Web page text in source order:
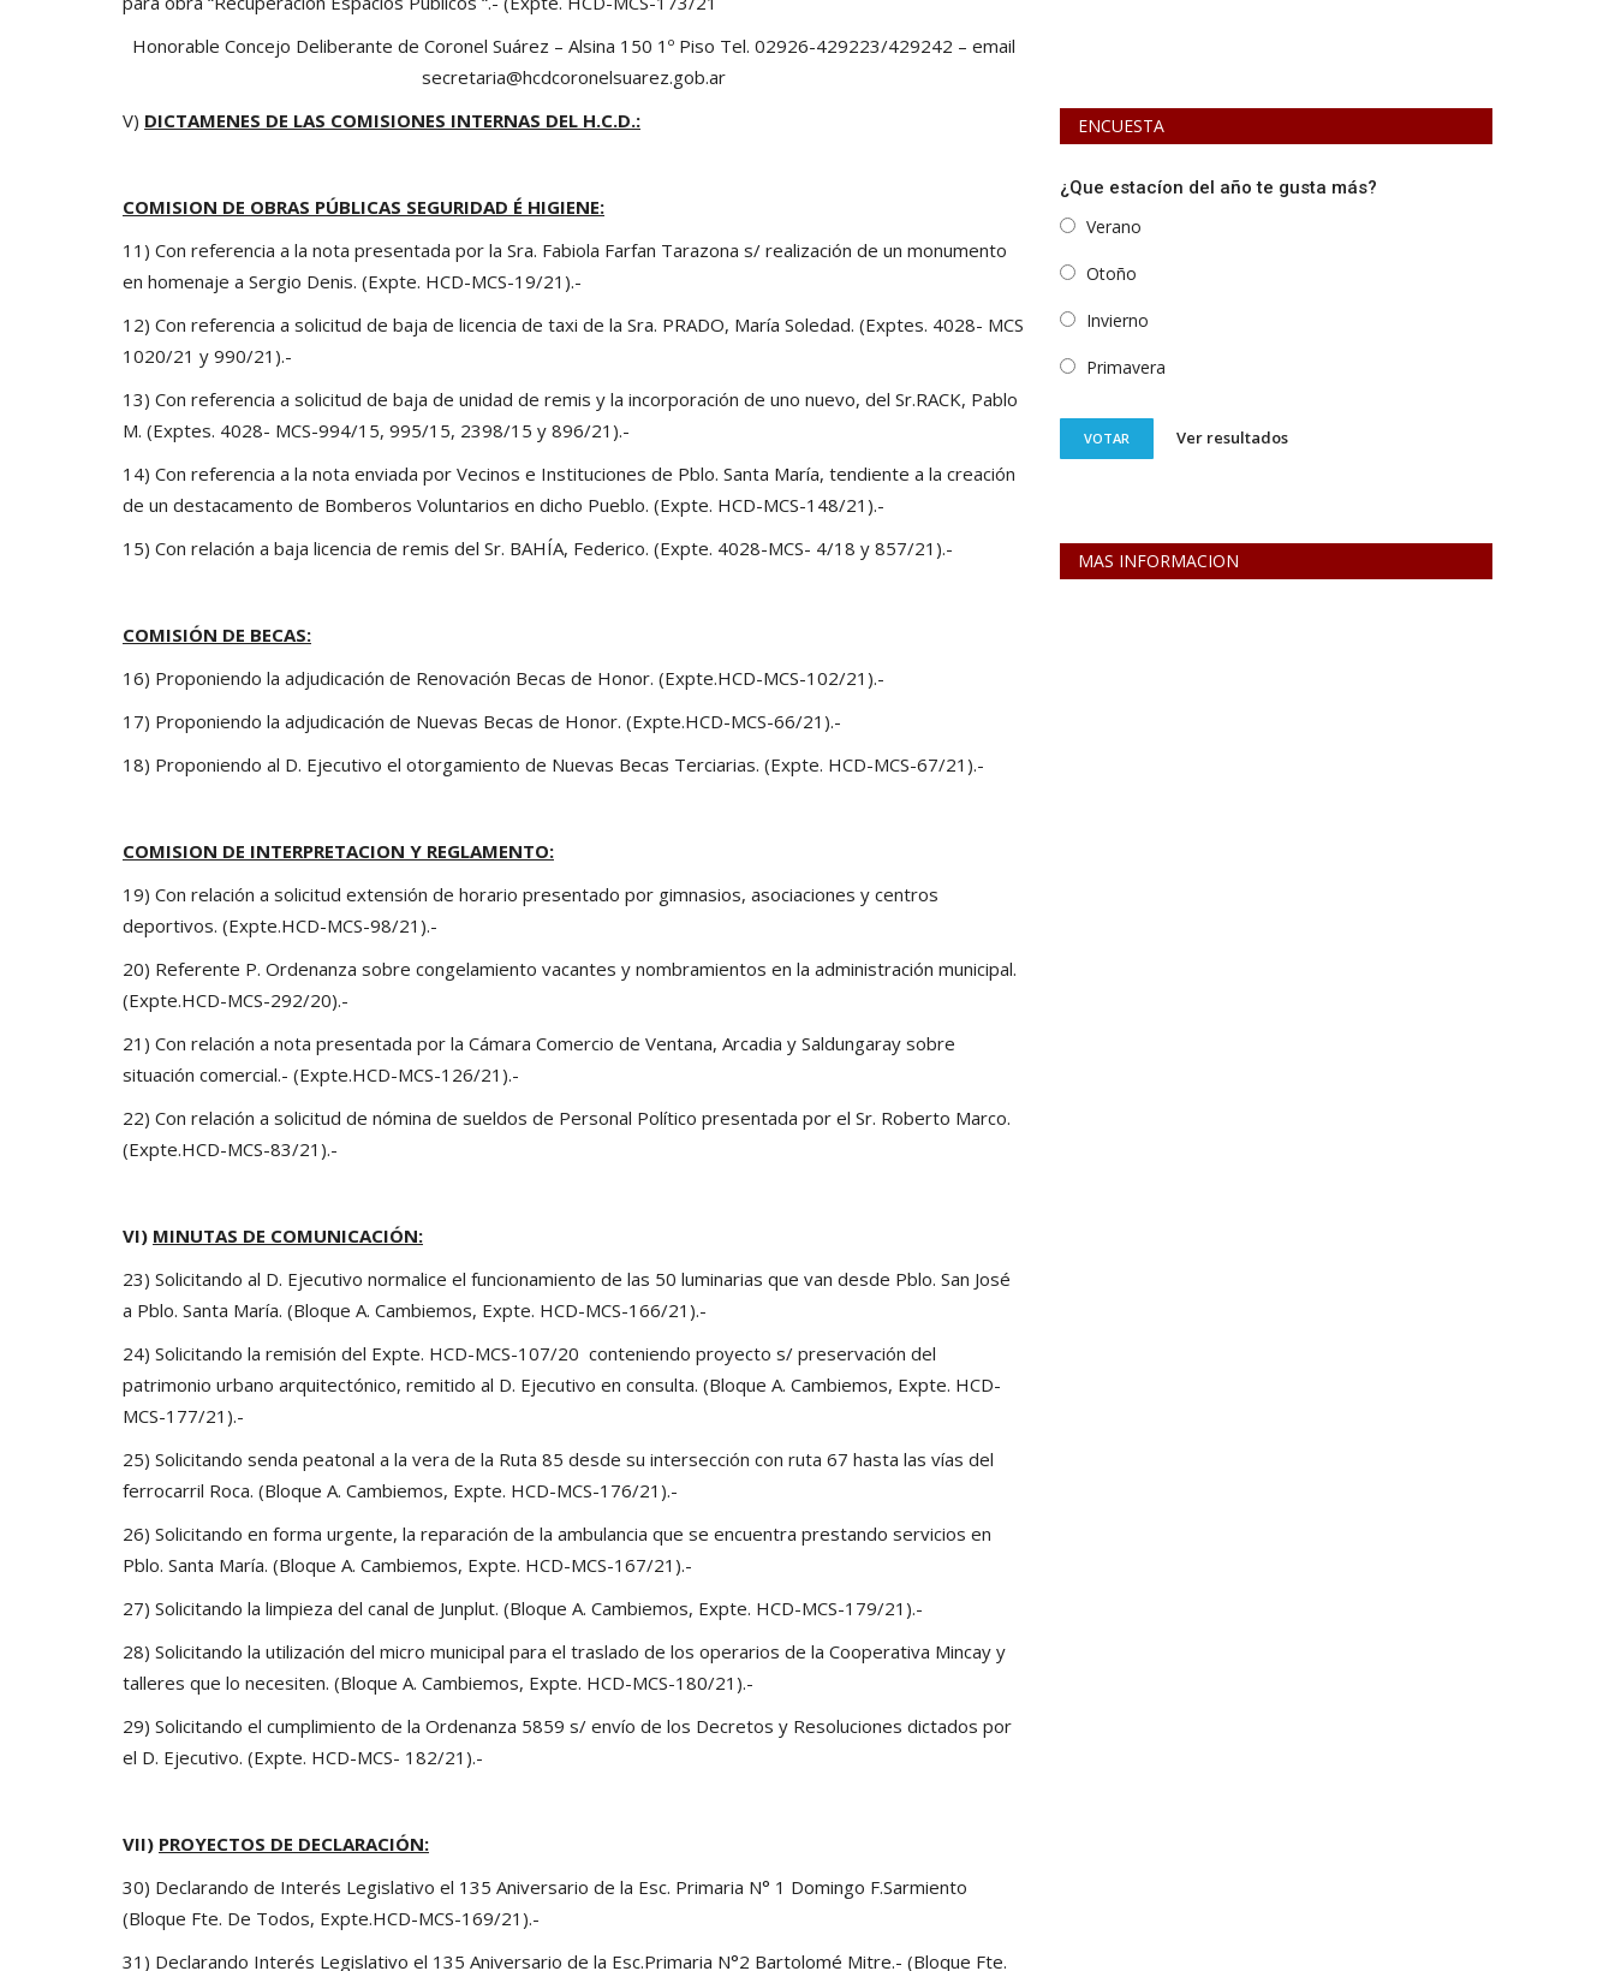
Honorable Concejo Deliberante de Coronel Suárez – Alsina 150 1º Piso Tel. 02926-429223/429242 – email
secretaria@hcdcoronelsuarez.gob.ar
V) DICTAMENES DE LAS COMISIONES INTERNAS DEL H.C.D.:
COMISION DE OBRAS PÚBLICAS SEGURIDAD É HIGIENE:
11) Con referencia a la nota presentada por la Sra. Fabiola Farfan Tarazona s/ realización de un monumento
en homenaje a Sergio Denis. (Expte. HCD-MCS-19/21).-
12) Con referencia a solicitud de baja de licencia de taxi de la Sra. PRADO, María Soledad. (Exptes. 4028- MCS
1020/21 y 990/21).-
13) Con referencia a solicitud de baja de unidad de remis y la incorporación de uno nuevo, del Sr.RACK, Pablo
M. (Exptes. 4028- MCS-994/15, 995/15, 2398/15 y 896/21).-
14) Con referencia a la nota enviada por Vecinos e Instituciones de Pblo. Santa María, tendiente a la creación
de un destacamento de Bomberos Voluntarios en dicho Pueblo. (Expte. HCD-MCS-148/21).-
15) Con relación a baja licencia de remis del Sr. BAHÍA, Federico. (Expte. 4028-MCS- 4/18 y 857/21).-
COMISIÓN DE BECAS:
16) Proponiendo la adjudicación de Renovación Becas de Honor. (Expte.HCD-MCS-102/21).-
17) Proponiendo la adjudicación de Nuevas Becas de Honor. (Expte.HCD-MCS-66/21).-
18) Proponiendo al D. Ejecutivo el otorgamiento de Nuevas Becas Terciarias. (Expte. HCD-MCS-67/21).-
COMISION DE INTERPRETACION Y REGLAMENTO:
19) Con relación a solicitud extensión de horario presentado por gimnasios, asociaciones y centros
deportivos. (Expte.HCD-MCS-98/21).-
20) Referente P. Ordenanza sobre congelamiento vacantes y nombramientos en la administración municipal.
(Expte.HCD-MCS-292/20).-
21) Con relación a nota presentada por la Cámara Comercio de Ventana, Arcadia y Saldungaray sobre
situación comercial.- (Expte.HCD-MCS-126/21).-
22) Con relación a solicitud de nómina de sueldos de Personal Político presentada por el Sr. Roberto Marco.
(Expte.HCD-MCS-83/21).-
VI) MINUTAS DE COMUNICACIÓN:
23) Solicitando al D. Ejecutivo normalice el funcionamiento de las 50 luminarias que van desde Pblo. San José
a Pblo. Santa María. (Bloque A. Cambiemos, Expte. HCD-MCS-166/21).-
24) Solicitando la remisión del Expte. HCD-MCS-107/20 conteniendo proyecto s/ preservación del
patrimonio urbano arquitectónico, remitido al D. Ejecutivo en consulta. (Bloque A. Cambiemos, Expte. HCD-
MCS-177/21).-
25) Solicitando senda peatonal a la vera de la Ruta 85 desde su intersección con ruta 67 hasta las vías del
ferrocarril Roca. (Bloque A. Cambiemos, Expte. HCD-MCS-176/21).-
26) Solicitando en forma urgente, la reparación de la ambulancia que se encuentra prestando servicios en
Pblo. Santa María. (Bloque A. Cambiemos, Expte. HCD-MCS-167/21).-
27) Solicitando la limpieza del canal de Junplut. (Bloque A. Cambiemos, Expte. HCD-MCS-179/21).-
28) Solicitando la utilización del micro municipal para el traslado de los operarios de la Cooperativa Mincay y
talleres que lo necesiten. (Bloque A. Cambiemos, Expte. HCD-MCS-180/21).-
29) Solicitando el cumplimiento de la Ordenanza 5859 s/ envío de los Decretos y Resoluciones dictados por
el D. Ejecutivo. (Expte. HCD-MCS- 182/21).-
VII) PROYECTOS DE DECLARACIÓN:
30) Declarando de Interés Legislativo el 135 Aniversario de la Esc. Primaria N° 1 Domingo F.Sarmiento
(Bloque Fte. De Todos, Expte.HCD-MCS-169/21).-
31) Declarando Interés Legislativo el 135 Aniversario de la Esc.Primaria N°2 Bartolomé Mitre.- (Bloque Fte.
ENCUESTA
¿Que estacíon del año te gusta más?
Verano
Otoño
Invierno
Primavera
VOTAR Ver resultados
MAS INFORMACION